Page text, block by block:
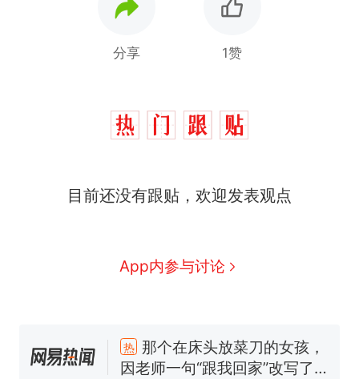
分享 1赞
目前还没有跟贴，欢迎发表观点
App内参与讨论
人生
新
制裁瓜子饺子，美国怕什
么？